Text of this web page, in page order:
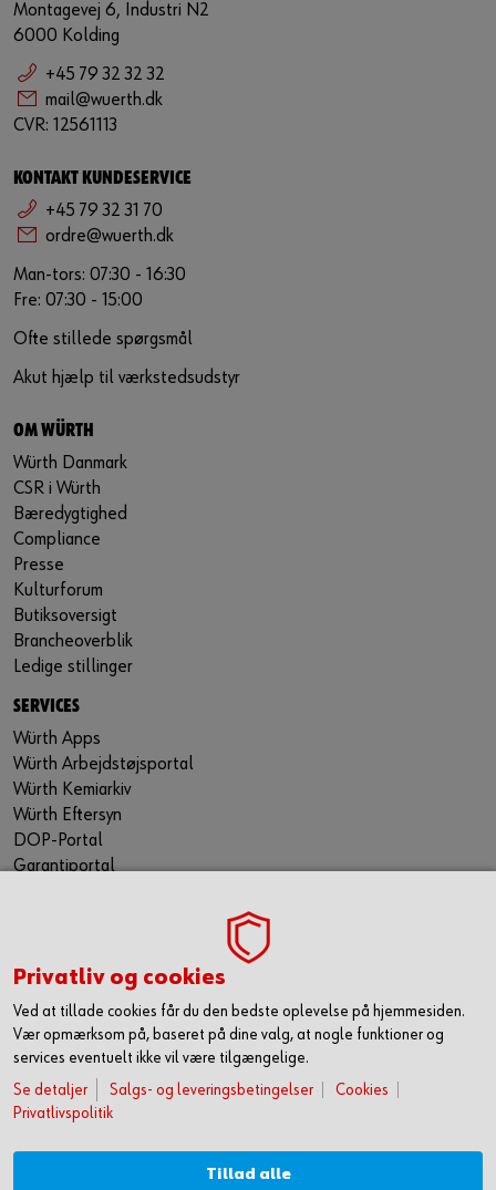
Montagevej 6, Industri N2
6000 Kolding
+45 79 32 32 32
mail@wuerth.dk
CVR: 12561113
KONTAKT KUNDESERVICE
+45 79 32 31 70
ordre@wuerth.dk
Man-tors: 07:30 - 16:30
Fre: 07:30 - 15:00
Ofte stillede spørgsmål
Akut hjælp til værkstedsudstyr
OM WÜRTH
Würth Danmark
CSR i Würth
Bæredygtighed
Compliance
Presse
Kulturforum
Butiksoversigt
Brancheoverblik
Ledige stillinger
SERVICES
Würth Apps
Würth Arbejdstøjsportal
Würth Kemiarkiv
Würth Eftersyn
DOP-Portal
Garantiportal
WÜRTH TECHNICAL SOFTWARE II
Gå ikke glip af nyheder og skarpe tilbud. Hold dig opdateret
via vores nyhedsbrev. Så får du de seneste nyheder, gode
tilbud og kampagner samt tips og tricks direkte i din
mailindbakke.
Du tilmelder dig her
FØLG OS HER
Privatliv og cookies
Ved at tillade cookies får du den bedste oplevelse på hjemmesiden.
Vær opmærksom på, baseret på dine valg, at nogle funktioner og
services eventuelt ikke vil være tilgængelige.
Se detaljer
Salgs- og leveringsbetingelser
Cookies
Privatlivspolitik
Tillad alle